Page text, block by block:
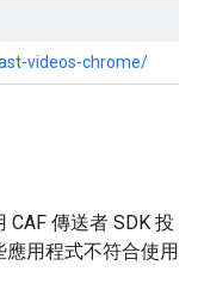
videos-chrome/
傳送者 SDK 投
用程式不符合使用